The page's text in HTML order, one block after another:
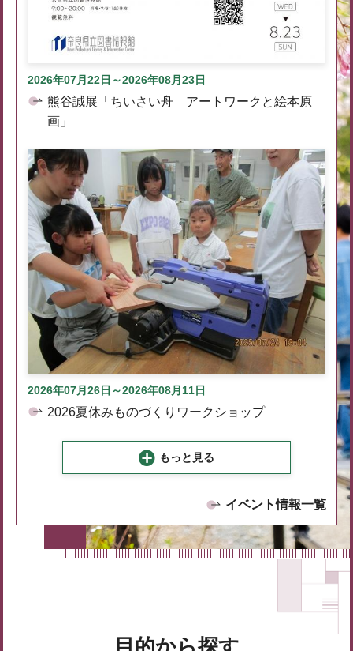
2026年07月22日～2026年08月23日
熊谷誠展「ちいさい舟 アートワークと絵本原
画」
2026年07月26日～2026年08月11日
2026夏休みものづくりワークショップ
もっと見る
イベント情報一覧
目的から探す